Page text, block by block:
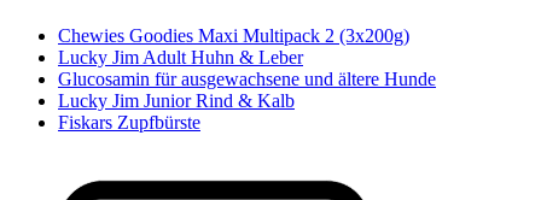
Chewies Goodies Maxi Multipack 2 (3x200g)
Lucky Jim Adult Huhn & Leber
Glucosamin für ausgewachsene und ältere Hunde
Lucky Jim Junior Rind & Kalb
Fiskars Zupfbürste